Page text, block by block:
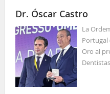
Dr. Óscar Castro
La
Portugal
Oro al